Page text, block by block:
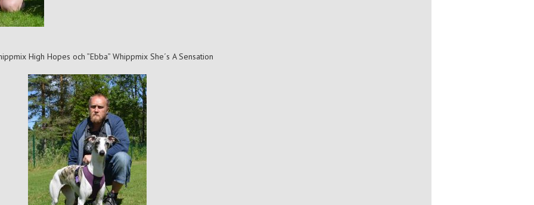
High Hopes och ”Ebba” Whippmix She´s A Sensation